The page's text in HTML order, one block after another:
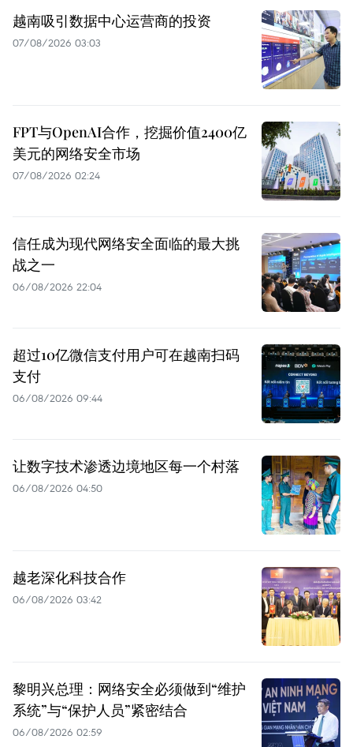
越南吸引数据中心运营商的投资
07/08/2026 03:03
FPT与OpenAI合作，挖掘价值2400亿
美元的网络安全市场
07/08/2026 02:24
信任成为现代网络安全面临的最大挑
战之一
06/08/2026 22:04
超过10亿微信支付用户可在越南扫码
支付
06/08/2026 09:44
让数字技术渗透边境地区每一个村落
06/08/2026 04:50
越老深化科技合作
06/08/2026 03:42
黎明兴总理：网络安全必须做到“维护
系统”与“保护人员”紧密结合
06/08/2026 02:59